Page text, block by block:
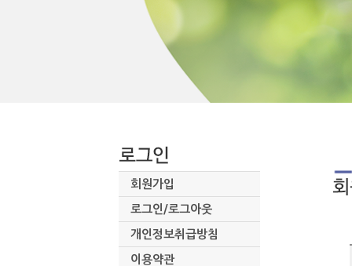
회원가입
로그인/로그아웃
개인정보취급방침
이용약관